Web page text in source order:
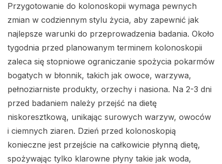
Przygotowanie do kolonoskopii wymaga pewnych
zmian w codziennym stylu życia, aby zapewnić jak
najlepsze warunki do przeprowadzenia badania. Około
tygodnia przed planowanym terminem kolonoskopii
zaleca się stopniowe ograniczanie spożycia pokarmów
bogatych w błonnik, takich jak owoce, warzywa,
pełnoziarniste produkty, orzechy i nasiona. Na 2-3 dni
przed badaniem należy przejść na dietę
niskoresztkową, unikając surowych warzyw, owoców
i ciemnych ziaren. Dzień przed kolonoskopią
konieczne jest przejście na całkowicie płynną dietę,
spożywając tylko klarowne płyny takie jak woda,